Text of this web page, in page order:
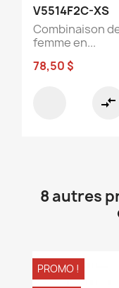
V5514F2C-XS
Combinaison
femme en...
78,50 $
compare_arrows
8 autres
PROMO !